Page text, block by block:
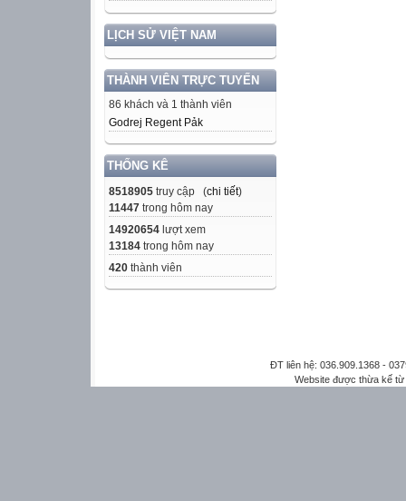
LỊCH SỬ VIỆT NAM
THÀNH VIÊN TRỰC TUYẾN
86 khách và 1 thành viên
Godrej Regent Pảk
THỐNG KÊ
8518905 truy cập (chi tiết)
11447 trong hôm nay
14920654 lượt xem
13184 trong hôm nay
420 thành viên
ĐT liên hệ: 036.909.1368 -
Website được thừa kế từ